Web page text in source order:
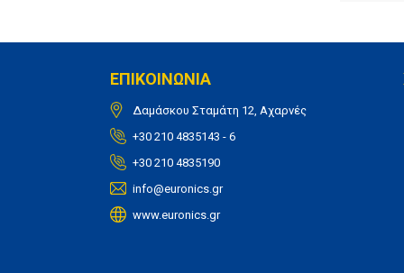
ΕΠΙΚΟΙΝΩΝΙΑ
Δαμάσκου Σταμάτη 12, Αχαρνές
+30 210 4835143 - 6
+30 210 4835190
info@euronics.gr
www.euronics.gr